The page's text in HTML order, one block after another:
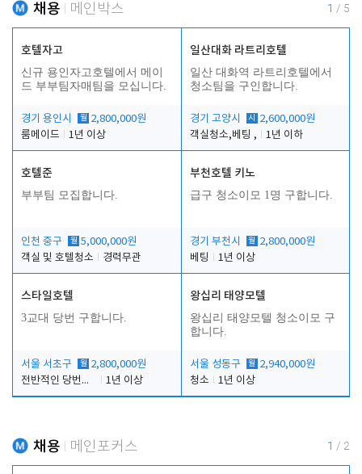
채용 메인박스 1 / 5
호텔자고
신규 용인자고호텔에서 메이
드 부부팀자매팀을 모십니다.
경기 용인시 월 2,800,000원
룸메이드
1년 이상
일산대화 라트리호텔
일산 대화역 라트리호텔에서
청소팀을 구인합니다.
경기 고양시 시
2,600,000원
객실청소,베팅 ,
1년 이하
호텔준
부부팀 모집합니다.
인천 중구 월 5,000,000원
객실 및 호텔청소
경력무관
부천호텔 키노
급구 청소이모 1명 구합니다.
경기 부천시 월 2,800,000원
베팅
1년 이상
스타일호텔
3교대 당번 구합니다.
서울 서초구 월 2,800,000원
전반적인 당번업무
1년 이상
왕십리 태양모텔
왕십리 태양모텔 청소이모 구
합니다.
서울 성동구 월 2,940,000원
청소
1년 이상
채용 메인포커스 1 / 2